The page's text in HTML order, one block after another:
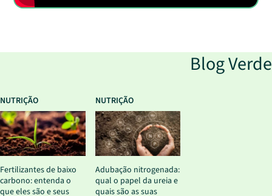
Blog Verde
NUTRIÇÃO
Fertilizantes de baixo
carbono: entenda o
que eles são e seus
NUTRIÇÃO
Adubação nitrogenada:
qual o papel da ureia e
quais são as suas